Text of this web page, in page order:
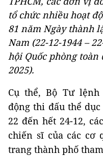
tổ chức nhiều hoạt
81 năm Ngày thành
Nam (22-12-1944 –
hội Quốc phòng toàn
2025).
Cụ thể, Bộ Tư lệnh
động thi đấu thể
22 đến hết 24-12,
chiến sĩ của các
trang thành phố